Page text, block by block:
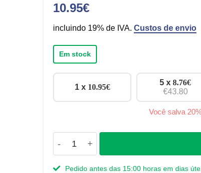
10.95€
incluindo 19% de IVA. Custos de envio
Em stock
1 x 10.95€
5 x8.76€
€43.80
Você salva
Pedido antes das 15:00 horas em dias